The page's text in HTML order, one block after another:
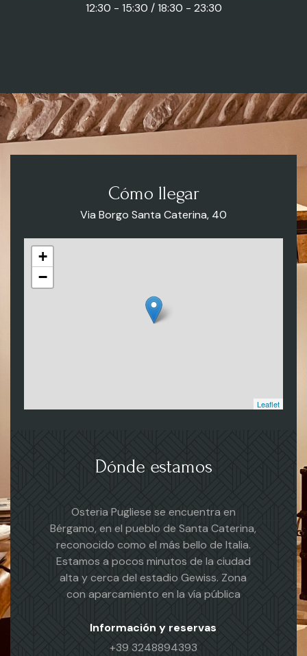
12:30 - 15:30 / 18:30 - 23:30
Cómo llegar
Via Borgo Santa Caterina, 40
+
−
Leaflet
Dónde estamos
Osteria Pugliese se encuentra en
Bérgamo, en el pueblo de Santa Caterina,
reconocido como el más bello de Italia.
Estamos a pocos minutos de la ciudad
alta y cerca del estadio Gewiss. Zona
con aparcamiento en la vía pública
Información y reservas
+39 3248894393